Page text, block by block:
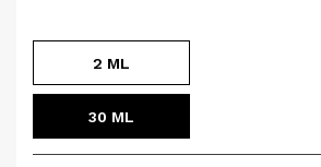
2 ML
30 ML